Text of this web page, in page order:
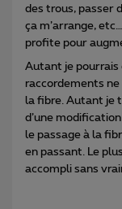
des trous, passer
ça m’arrange,
profite pour
Autant je pourrais
raccordements
la fibre. Autant je
d’une
le passage à la
en passant. Le
accompli sans